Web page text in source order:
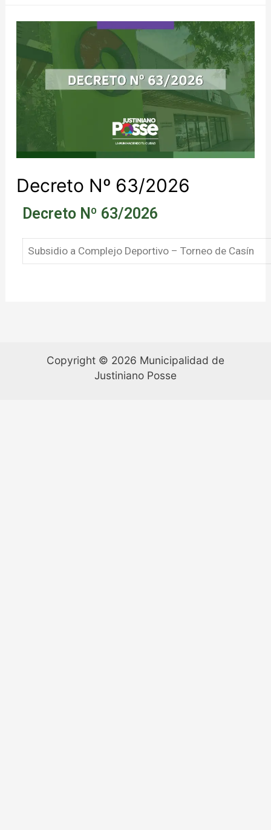
Decreto Nº 63/2026
Decreto Nº 63/2026
Subsidio a Complejo Deportivo – Torneo de Casín
Copyright © 2026 Municipalidad de
Justiniano Posse